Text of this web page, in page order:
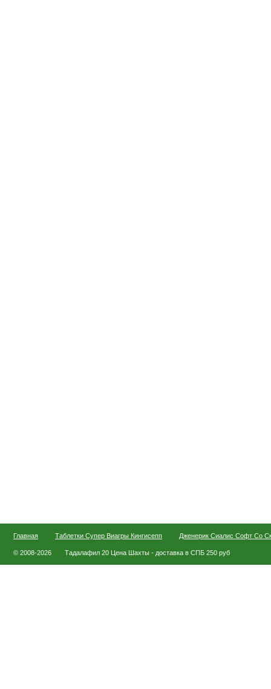
Главная Таблетки Супер Виагры Кингисепп Дженерик Сиалис Софт Со
© 2008-2026 Тадалафил 20 Цена Шахты - доставка в СПБ 250 руб